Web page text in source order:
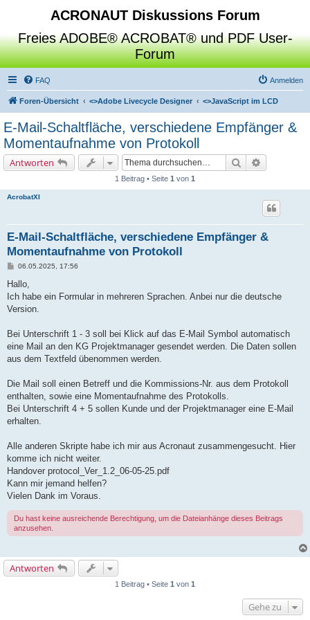
ACRONAUT Diskussions Forum
Freies ADOBE® ACROBAT® und PDF User-
Forum
FAQ Anmelden
Foren-Übersicht <>Adobe Livecycle Designer <>JavaScript im LCD
E-Mail-Schaltfläche, verschiedene Empfänger &
Momentaufnahme von Protokoll
Antworten Suche
1 Beitrag • Seite 1 von 1
AcrobatXI
E-Mail-Schaltfläche, verschiedene Empfänger &
Momentaufnahme von Protokoll
B
i
r
a
06.05.2025, 17:56
Hallo,
Ich habe ein Formular in mehreren Sprachen. Anbei nur die deutsche
Version.
Bei Unterschrift 1 - 3 soll bei Klick auf das E-Mail Symbol automatisch
eine Mail an den KG Projektmanager gesendet werden. Die Daten sollen
aus dem Textfeld übenommen werden.
Die Mail soll einen Betreff und die Kommissions-Nr. aus dem Protokoll
enthalten, sowie eine Momentaufnahme des Protokolls.
Bei Unterschrift 4 + 5 sollen Kunde und der Projektmanager eine E-Mail
erhalten.
Alle anderen Skripte habe ich mir aus Acronaut zusammengesucht. Hier
komme ich nicht weiter.
Handover protocol_Ver_1.2_06-05-25.pdf
Kann mir jemand helfen?
Vielen Dank im Voraus.
Du hast keine ausreichende Berechtigung, um die Dateianhänge dieses Beitrags
anzusehen.
Antworten
1 Beitrag • Seite 1 von 1
Gehe zu